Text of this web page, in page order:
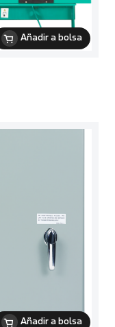
Añadir a bolsa
Añadir a bolsa